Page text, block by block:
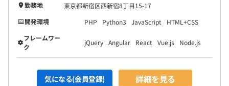
勤務地
東京都新宿区西新宿8丁目15-17
開発環境
PHP Python3 JavaScript
HTML+CSS
フレームワー
ク
jQuery Angular React Vue.js Node.js
気になる(会員登録) 詳細を見る